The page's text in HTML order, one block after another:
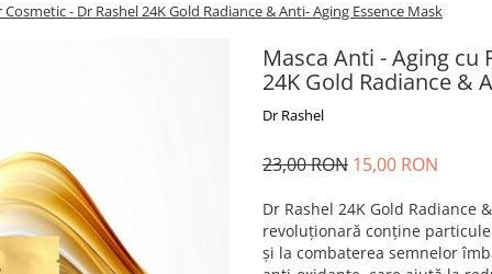
- Dr Rashel 24K Gold Radiance & Anti- Aging Essence Mask
Masca Anti - Aging cu
24K Gold Radiance &
Dr Rashel
23,00 RON 15,00 RON
Dr Rashel 24K Gold Radiance
revoluționară conține
și la combaterea semnelor